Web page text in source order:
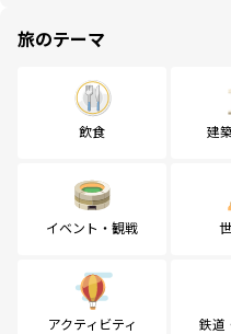
旅のテーマ
飲食 建
イベント・観戦
アクティビティ 鉄道